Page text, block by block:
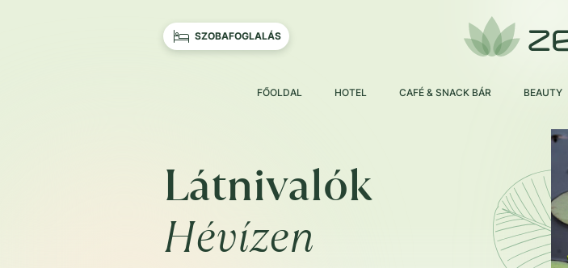
SZOBAFOGLALÁS
FŐOLDAL HOTEL CAFÉ & SNACK BÁR BEAUTY
Látnivalók
Hévízen